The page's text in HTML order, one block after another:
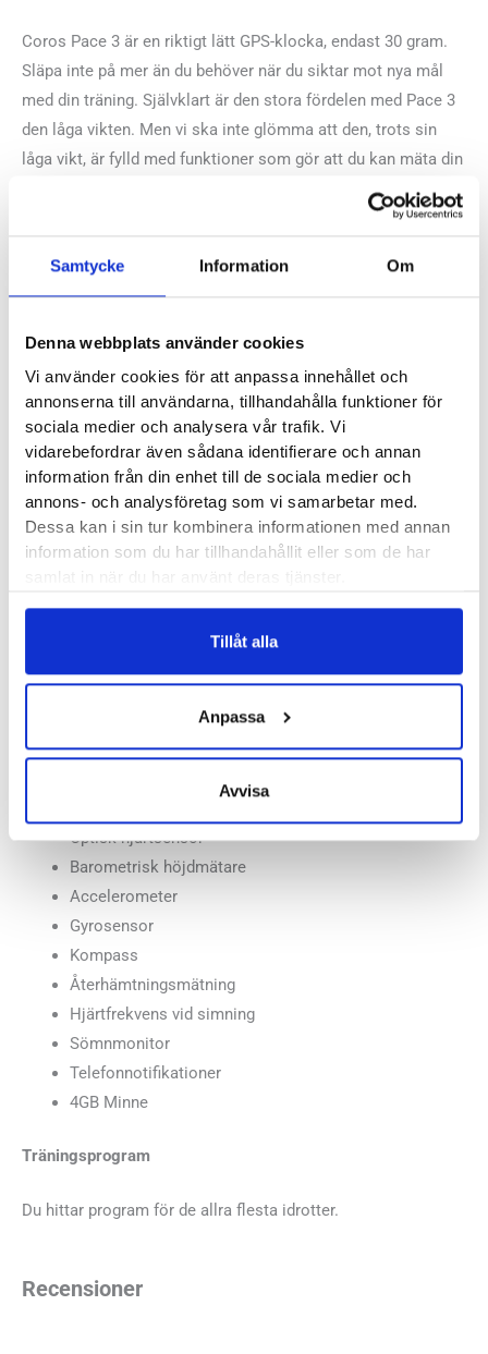
Samtycke Information Om
Denna webbplats använder cookies
Vi använder cookies för att anpassa innehållet och
annonserna till användarna, tillhandahålla funktioner för
sociala medier och analysera vår trafik. Vi
vidarebefordrar även sådana identifierare och annan
information från din enhet till de sociala medier och
annons- och analysföretag som vi samarbetar med.
Dessa kan i sin tur kombinera informationen med annan
information som du har tillhandahållit eller som de har
Tillåt alla
Anpassa
Avvisa
Coros Pace 3 är en riktigt lätt GPS-klocka, endast 30 gram.
Släpa inte på mer än du behöver när du siktar mot nya mål
med din träning. Självklart är den stora fördelen med Pace 3
den låga vikten. Men vi ska inte glömma att den, trots sin
låga vikt, är fylld med funktioner som gör att du kan mäta din
träning och vardag. Det här är alltså mer än bara en
Tekniska specifikationer
Silikon/Nylonband
Vikt med nylonband: 30 gram
Vikt med silikonband: 39 gram
Mått: 41.9 x 41.9 x 11.7 mm
Bluetoothanslutning till telefon
Vattentålighet: 50 m
Temperaturtålighet: -20°C till 60°C
Laddningstid – mindre än 2 timmar
Standard Full GPS – 38 timmar
Funktioner
Optisk hjärtsensor
Barometrisk höjdmätare
Accelerometer
Gyrosensor
Kompass
Återhämtningsmätning
Hjärtfrekvens vid simning
Sömnmonitor
Telefonnotifikationer
4GB Minne
Träningsprogram
Du hittar program för de allra flesta idrotter.
Recensioner